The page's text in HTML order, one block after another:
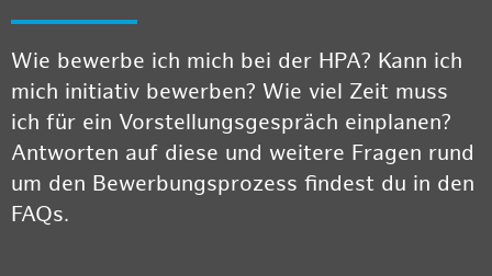
Wie bewerbe ich mich bei der HPA? Kann ich
mich initiativ bewerben? Wie viel Zeit muss
ich für ein Vorstellungsgespräch einplanen?
Antworten auf diese und weitere Fragen rund
um den Bewerbungsprozess findest du in den
FAQs.